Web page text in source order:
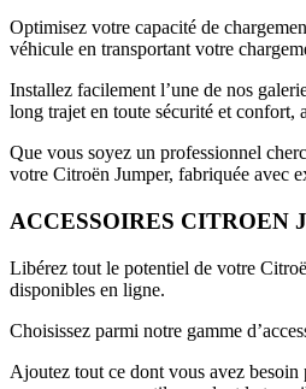
Optimisez votre capacité de
véhicule en transportant votre
Installez facilement l’une de nos
long trajet en toute sécurité et confort,
Que vous soyez un professionnel
votre Citroën Jumper, fabriquée avec
ACCESSOIRES CITROEN
Libérez tout le potentiel de votre
disponibles en ligne.
Choisissez parmi notre gamme
Ajoutez tout ce dont vous avez